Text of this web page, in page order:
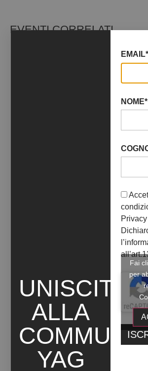
EVENTI CORRELATI
08 Ottobre 2023
FASHION - TRA
+ INFO
UNISCITI
ALLA
YAG
EMAIL*
NOME*
Fai
per